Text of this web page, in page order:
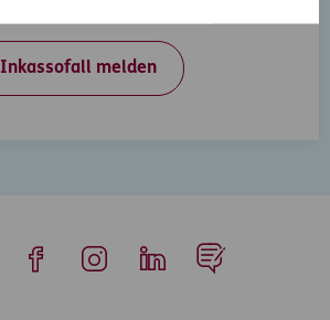
Inkassofall melden